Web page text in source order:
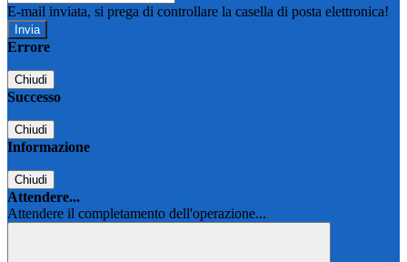
E-mail inviata, si prega di controllare la casella di posta elettronica!
Errore
Chiudi
Successo
Chiudi
Informazione
Chiudi
Attendere...
Attendere il completamento dell'operazione...